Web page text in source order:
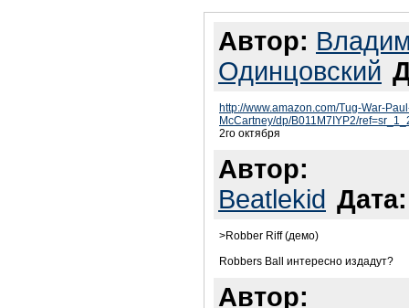
Автор:
Одинцовский
http://www.amazon.com/Tug-War-
McCartney/dp/B011M7IYP2/
2го октября
Автор:
Beatlekid Дата:
>Robber Riff (демо)
Robbers Ball интересно издадут?
Автор: